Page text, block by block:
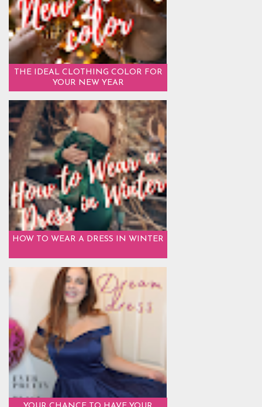
THE IDEAL CLOTHING COLOR FOR
YOUR NEW YEAR
HOW TO WEAR A DRESS IN WINTER